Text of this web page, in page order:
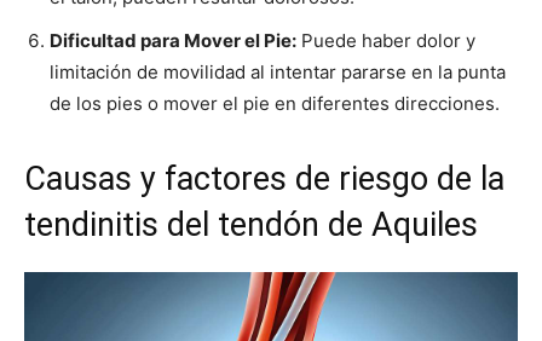
Dificultad para Mover el Pie: Puede haber dolor y
limitación de movilidad al intentar pararse en la punta
de los pies o mover el pie en diferentes direcciones.
Causas y factores de riesgo de la
tendinitis del tendón de Aquiles